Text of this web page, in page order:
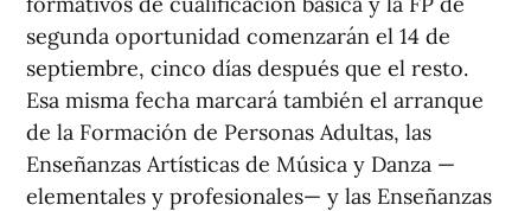
segunda oportunidad comenzarán el 14 de
septiembre, cinco días después que el resto.
Esa misma fecha marcará también el arranque
de la Formación de Personas Adultas, las
Enseñanzas Artísticas de Música y Danza —
elementales y profesionales— y las Enseñanzas